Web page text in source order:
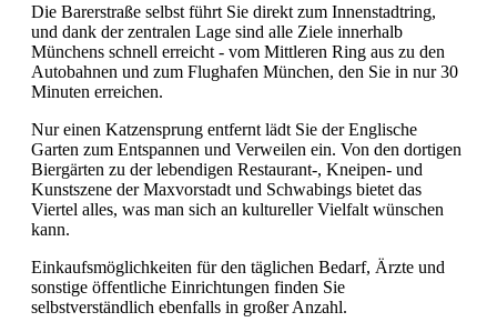
Die Barerstraße selbst führt Sie direkt zum Innenstadtring,
und dank der zentralen Lage sind alle Ziele innerhalb
Münchens schnell erreicht - vom Mittleren Ring aus zu den
Autobahnen und zum Flughafen München, den Sie in nur 30
Minuten erreichen.
Nur einen Katzensprung entfernt lädt Sie der Englische
Garten zum Entspannen und Verweilen ein. Von den dortigen
Biergärten zu der lebendigen Restaurant-, Kneipen- und
Kunstszene der Maxvorstadt und Schwabings bietet das
Viertel alles, was man sich an kultureller Vielfalt wünschen
kann.
Einkaufsmöglichkeiten für den täglichen Bedarf, Ärzte und
sonstige öffentliche Einrichtungen finden Sie
selbstverständlich ebenfalls in großer Anzahl.